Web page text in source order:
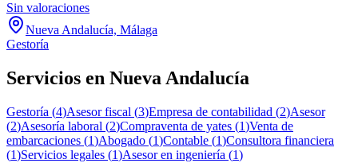
Sin valoraciones
Nueva Andalucía, Málaga
Gestoría
Servicios en Nueva Andalucía
Gestoría (4)Asesor fiscal (3)Empresa de contabilidad (2)Asesor
(2)Asesoría laboral (2)Compraventa de yates (1)Venta de
embarcaciones (1)Abogado (1)Contable (1)Consultora financiera
(1)Servicios legales (1)Asesor en ingeniería (1)